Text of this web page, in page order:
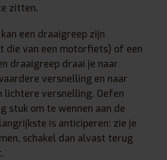
zitten.
een draaigreep zijn
die van een motorfiets) of een
draaigreep draai je naar
versnelling en naar
lichtere versnelling. Oefen
stuk om te wennen aan de
is anticiperen: zie je
schakel dan alvast terug